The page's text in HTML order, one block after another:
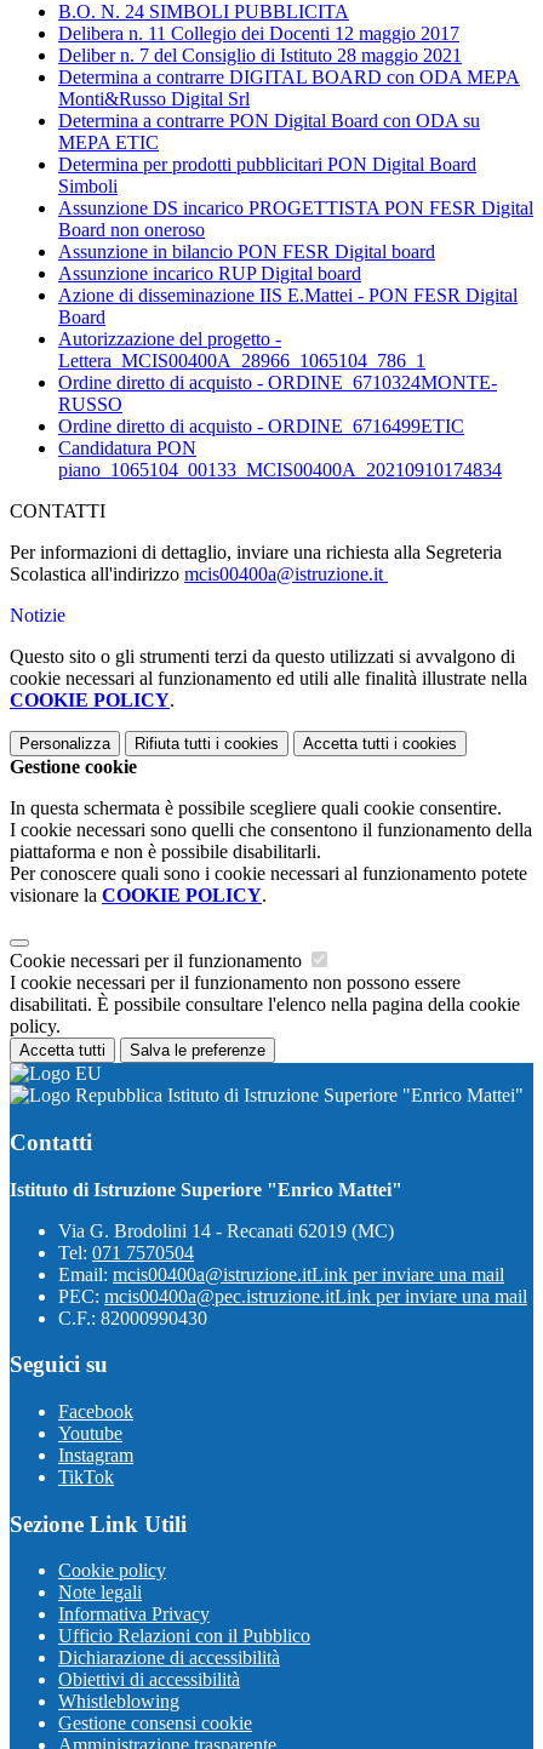
B.O. N. 24 SIMBOLI PUBBLICITA
Delibera n. 11 Collegio dei Docenti 12 maggio 2017
Deliber n. 7 del Consiglio di Istituto 28 maggio 2021
Determina a contrarre DIGITAL BOARD con ODA MEPA
Monti&Russo Digital Srl
Determina a contrarre PON Digital Board con ODA su
MEPA ETIC
Determina per prodotti pubblicitari PON Digital Board
Simboli
Assunzione DS incarico PROGETTISTA PON FESR Digital
Board non oneroso
Assunzione in bilancio PON FESR Digital board
Assunzione incarico RUP Digital board
Azione di disseminazione IIS E.Mattei - PON FESR Digital
Board
Autorizzazione del progetto -
Lettera_MCIS00400A_28966_1065104_786_1
Ordine diretto di acquisto - ORDINE_6710324MONTE-
RUSSO
Ordine diretto di acquisto - ORDINE_6716499ETIC
Candidatura PON
piano_1065104_00133_MCIS00400A_20210910174834
CONTATTI
Per informazioni di dettaglio, inviare una richiesta alla Segreteria
Scolastica all'indirizzo mcis00400a@istruzione.it
Notizie
Questo sito o gli strumenti terzi da questo utilizzati si avvalgono di
cookie necessari al funzionamento ed utili alle finalità illustrate nella
COOKIE POLICY.
Personalizza Rifiuta tutti i cookies Accetta tutti i cookies
Gestione cookie
In questa schermata è possibile scegliere quali cookie consentire.
I cookie necessari sono quelli che consentono il funzionamento della
piattaforma e non è possibile disabilitarli.
Per conoscere quali sono i cookie necessari al funzionamento potete
visionare la COOKIE POLICY.
Cookie necessari per il funzionamento
I cookie necessari per il funzionamento non possono essere
disabilitati. È possibile consultare l'elenco nella pagina della cookie
policy.
Accetta tutti Salva le preferenze
Istituto di Istruzione Superiore "Enrico Mattei"
Contatti
Istituto di Istruzione Superiore "Enrico Mattei"
Via G. Brodolini 14 - Recanati 62019 (MC)
Tel: 071 7570504
Email: mcis00400a@istruzione.itLink per inviare una mail
PEC: mcis00400a@pec.istruzione.itLink per inviare una mail
C.F.: 82000990430
Seguici su
Facebook
Youtube
Instagram
TikTok
Sezione Link Utili
Cookie policy
Note legali
Informativa Privacy
Ufficio Relazioni con il Pubblico
Dichiarazione di accessibilità
Obiettivi di accessibilità
Whistleblowing
Gestione consensi cookie